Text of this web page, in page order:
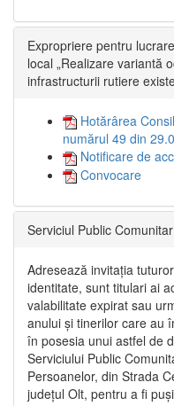
Expropriere pentru
local „Realizare variantă
infrastructurii rutiere
Hotărârea
numărul 49 din
Notificare de
Convocare
Serviciul Public
Adresează invitația
identitate, sunt titulari ai
valabilitate expirat sau
anului și tinerilor care au
în posesia unui astfel de
Serviciului Public
Persoanelor, din Strada
județul Olt, pentru a fi